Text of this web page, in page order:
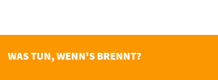
WAS TUN, WENN'S BRENNT?